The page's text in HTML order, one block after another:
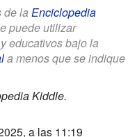
de la Enciclopedia
puede utilizar
educativos bajo la
a menos que se indique
Kiddle.
a las 11:19